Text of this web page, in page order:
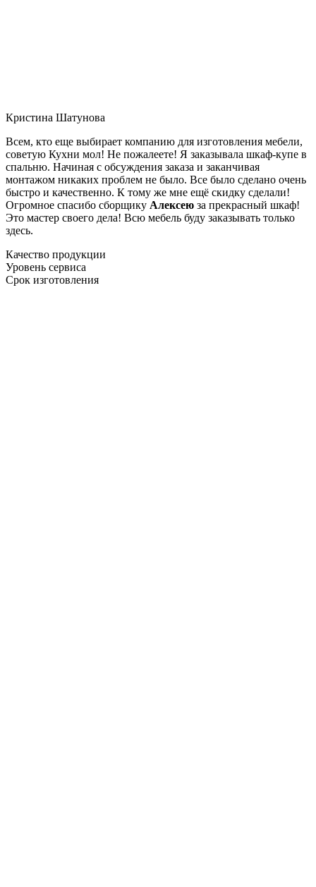
Кристина Шатунова
Всем, кто еще выбирает компанию для изготовления мебели,
советую Кухни мол! Не пожалеете! Я заказывала шкаф-купе в
спальню. Начиная с обсуждения заказа и заканчивая
монтажом никаких проблем не было. Все было сделано очень
быстро и качественно. К тому же мне ещё скидку сделали!
Огромное спасибо сборщику Алексею за прекрасный шкаф!
Это мастер своего дела! Всю мебель буду заказывать только
здесь.
Качество продукции
Уровень сервиса
Срок изготовления